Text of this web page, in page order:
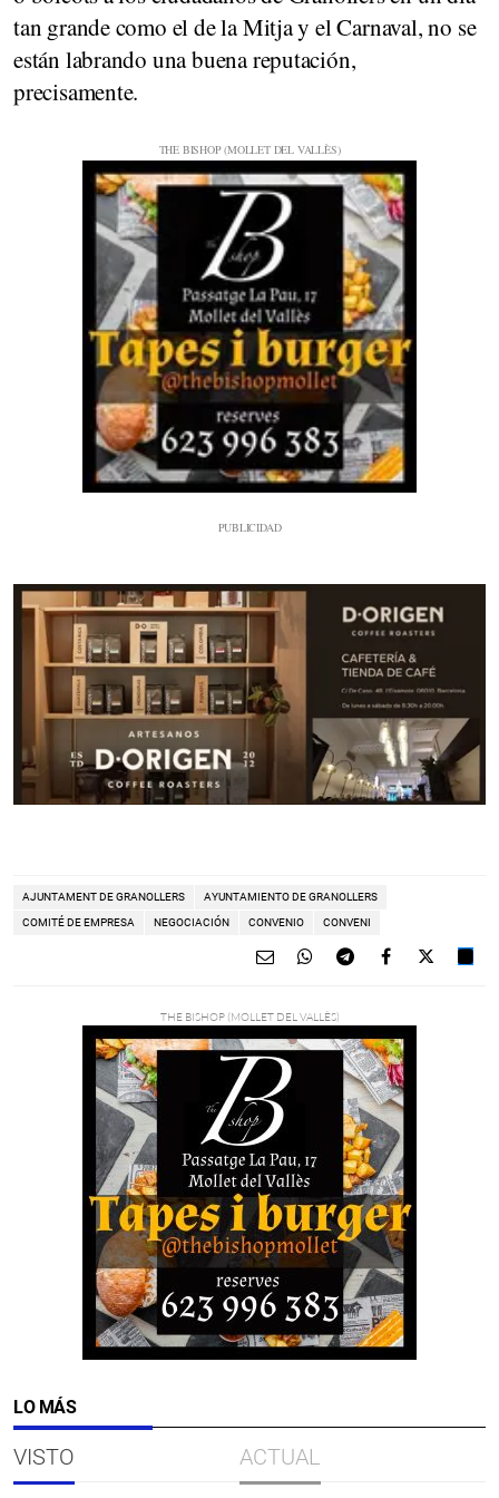
tan grande como el de la Mitja y el Carnaval, no se
están labrando una buena reputación,
precisamente.
AJUNTAMENT DE GRANOLLERS AYUNTAMIENTO DE GRANOLLERS
COMITÉ DE EMPRESA NEGOCIACIÓN CONVENIO CONVENI
LO MÁS
VISTO ACTUAL